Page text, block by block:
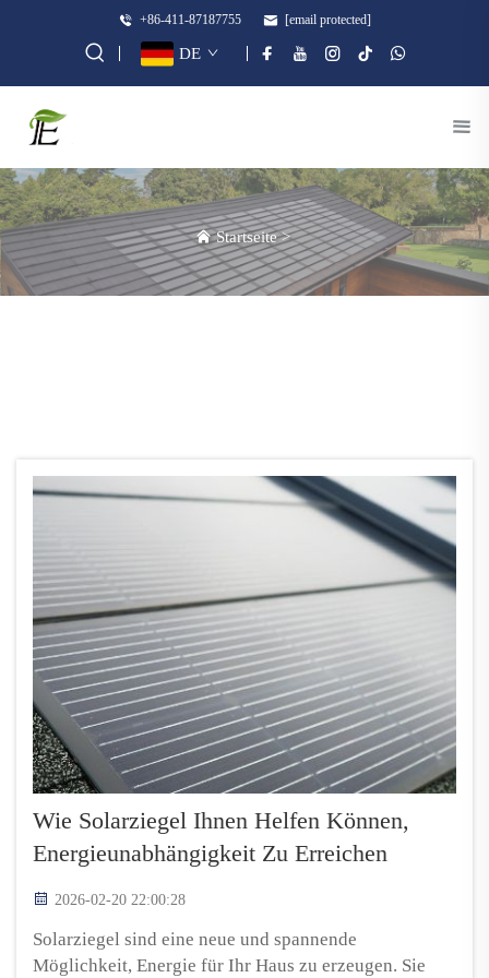
+86-411-87187755 [email protected]
DE
Startseite>
Wie Solarziegel Ihnen Helfen Können,
Energieunabhängigkeit Zu Erreichen
2026-02-20 22:00:28
Solarziegel sind eine neue und spannende
Möglichkeit, Energie für Ihr Haus zu erzeugen. Sie